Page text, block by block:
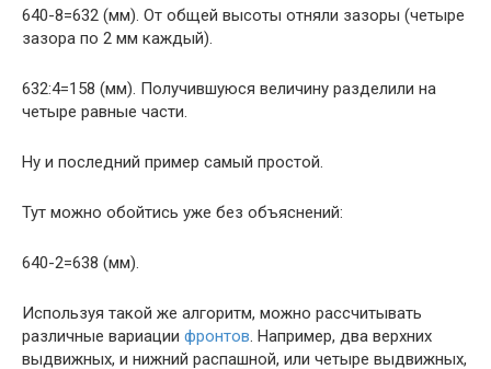
640-8=632 (мм). От общей высоты отняли зазоры (четыре
зазора по 2 мм каждый).
632:4=158 (мм). Получившуюся величину разделили на
четыре равные части.
Ну и последний пример самый простой.
Тут можно обойтись уже без объяснений:
640-2=638 (мм).
Используя такой же алгоритм, можно рассчитывать
различные вариации фронтов. Например, два верхних
выдвижных, и нижний распашной, или четыре выдвижных,